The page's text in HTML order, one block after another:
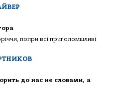
попри всі приголомшливі
до нас не словами, а